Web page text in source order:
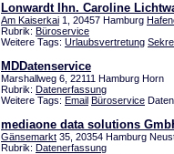
Lonwardt Ihn. Caroline
Am Kaiserkai 1, 20457 Hamburg
Rubrik: Büroservice
Weitere Tags: Urlaubsvertretung
MDDatenservice
Marshallweg 6, 22111 Hamburg Horn
Rubrik: Datenerfassung
Weitere Tags: Email Büroservice
mediaone data solutions
Gänsemarkt 35, 20354 Hamburg
Rubrik: Datenerfassung